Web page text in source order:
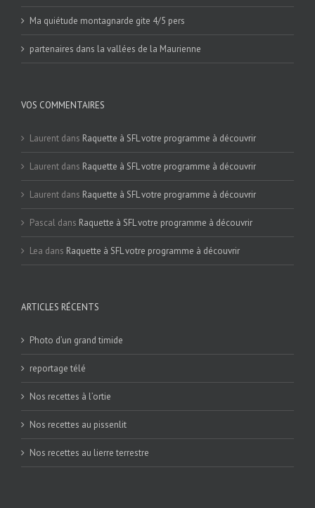
Ma quiétude montagnarde gite 4/5 pers
partenaires dans la vallées de la Maurienne
VOS COMMENTAIRES
Laurent dans Raquette à SFL votre programme à découvrir
Laurent dans Raquette à SFL votre programme à découvrir
Laurent dans Raquette à SFL votre programme à découvrir
Pascal dans Raquette à SFL votre programme à découvrir
Lea dans Raquette à SFL votre programme à découvrir
ARTICLES RÉCENTS
Photo d’un grand timide
reportage télé
Nos recettes à l’ortie
Nos recettes au pissenlit
Nos recettes au lierre terrestre